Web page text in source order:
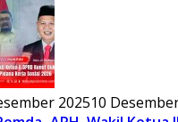
202510